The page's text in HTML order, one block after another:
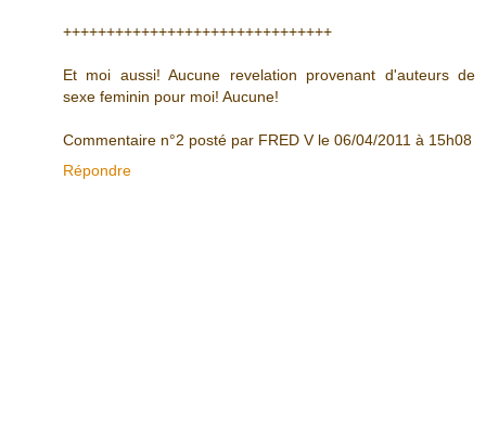
+++++++++++++++++++++++++++++++
Et moi aussi! Aucune revelation provenant d'auteurs de
sexe feminin pour moi! Aucune!
Commentaire n°2 posté par FRED V le 06/04/2011 à 15h08
Répondre